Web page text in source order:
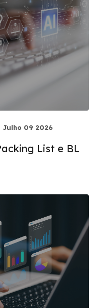
Julho 09 2026
List e BL